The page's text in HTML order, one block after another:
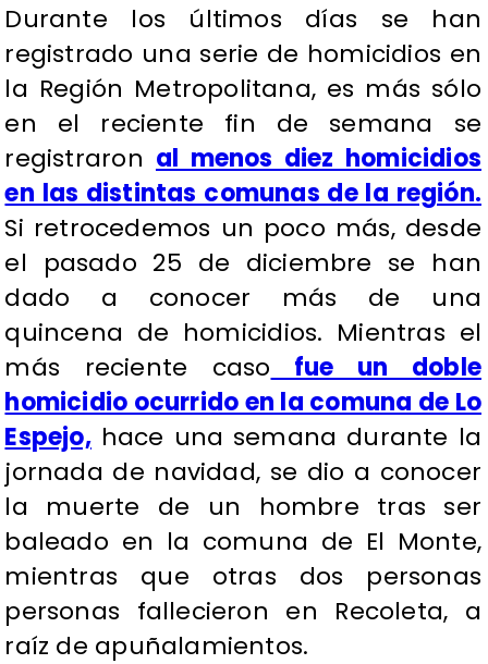
Durante los últimos días se han
registrado una serie de homicidios en
la Región Metropolitana, es más sólo
en el reciente fin de semana se
registraron al menos diez homicidios
en las distintas comunas de la región.
Si retrocedemos un poco más, desde
el pasado 25 de diciembre se han
dado a conocer más de una
quincena de homicidios. Mientras el
más reciente caso fue un doble
homicidio ocurrido en la comuna de Lo
Espejo,hace una semana durante la
jornada de navidad, se dio a conocer
la muerte de un hombre tras ser
baleado en la comuna de El Monte,
mientras que otras dos personas
personas fallecieron en Recoleta, a
raíz de apuñalamientos.